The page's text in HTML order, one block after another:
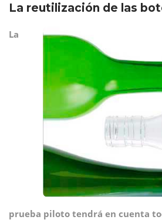
La reutilización de las
La
prueba piloto tendrá en cuenta